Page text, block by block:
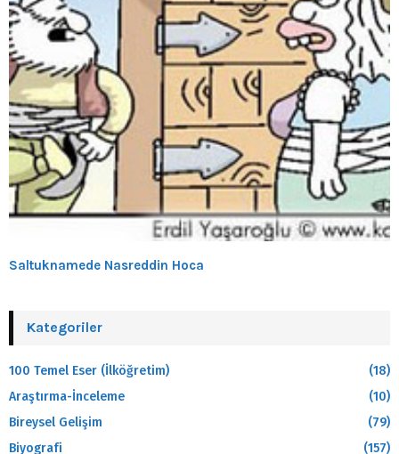
Saltuknamede Nasreddin Hoca
Kategoriler
100 Temel Eser (İlköğretim)
(18)
Araştırma-İnceleme
(10)
Bireysel Gelişim
(79)
Biyografi
(157)